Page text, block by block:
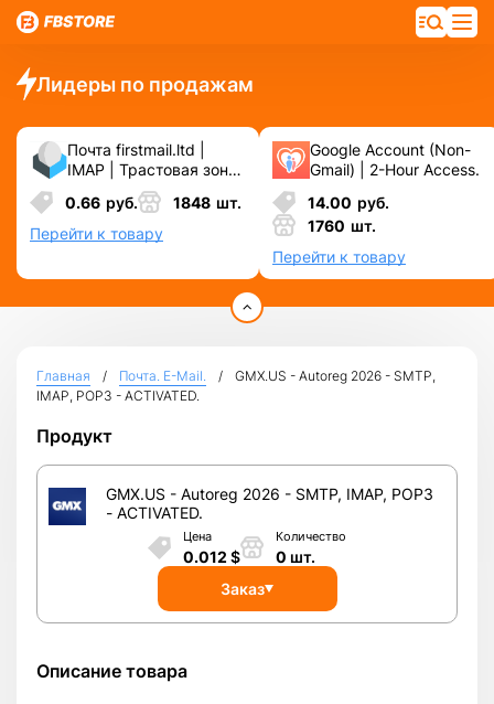
Лидеры по продажам
Почта firstmail.ltd |
IMAP | Трастовая зона
.COM ❗️ Новые, Чистые
❗️ С реальными
логинами | ☑️
Специально для ФБ/
0.66 руб. 1848 шт.
Перейти к товару
Google Account (Non-
Gmail) | 2-Hour Access.
14.00 руб.
1760 шт.
Перейти к товару
Главная Почта. E-Mail.
GMX.US - Autoreg 2026 - SMTP,
IMAP, POP3 - ACTIVATED.
Продукт
GMX.US - Autoreg 2026 - SMTP, IMAP, POP3
- ACTIVATED.
Цена
0.012 $
Количество
0 шт.
Заказ
Описание товара